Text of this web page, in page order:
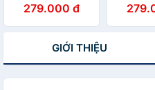
Pad Case, Kèm
Móc Khóa - Hàng
279.000 đ
Pad
Móc
GIỚI THIỆU